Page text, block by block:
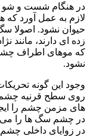
در هنگام شست و شو
لازم به عمل آورد که
حیوان نشود. اصولا
زده ای دارند، مانند
که موهای اطراف
نشود.
وجود این گونه
روی سطح قرنیه چشم
های مزمن چشم را
در چشم سگ ها را
در زوایای داخلی